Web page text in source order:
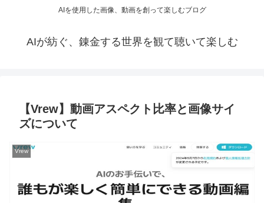
AIを使用した画像、動画を創って楽しむブログ
AIが紡ぐ、錬金する世界を観て聴いて楽しむ
【Vrew】動画アスペクト比率と画像サイ
ズについて
Vrew